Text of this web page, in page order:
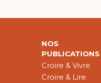
NOS
PUBLICATIONS
Croire & Vivre
Croire & Lire